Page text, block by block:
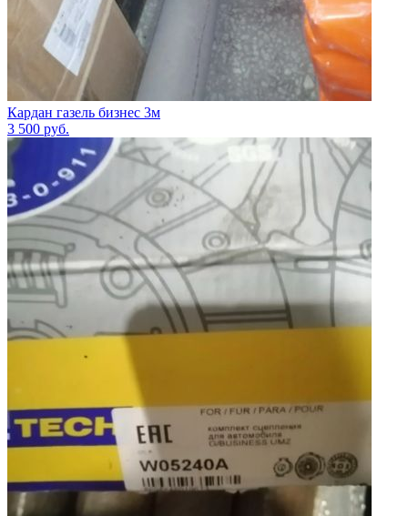
Кардан газель бизнес 3м
3 500 руб.